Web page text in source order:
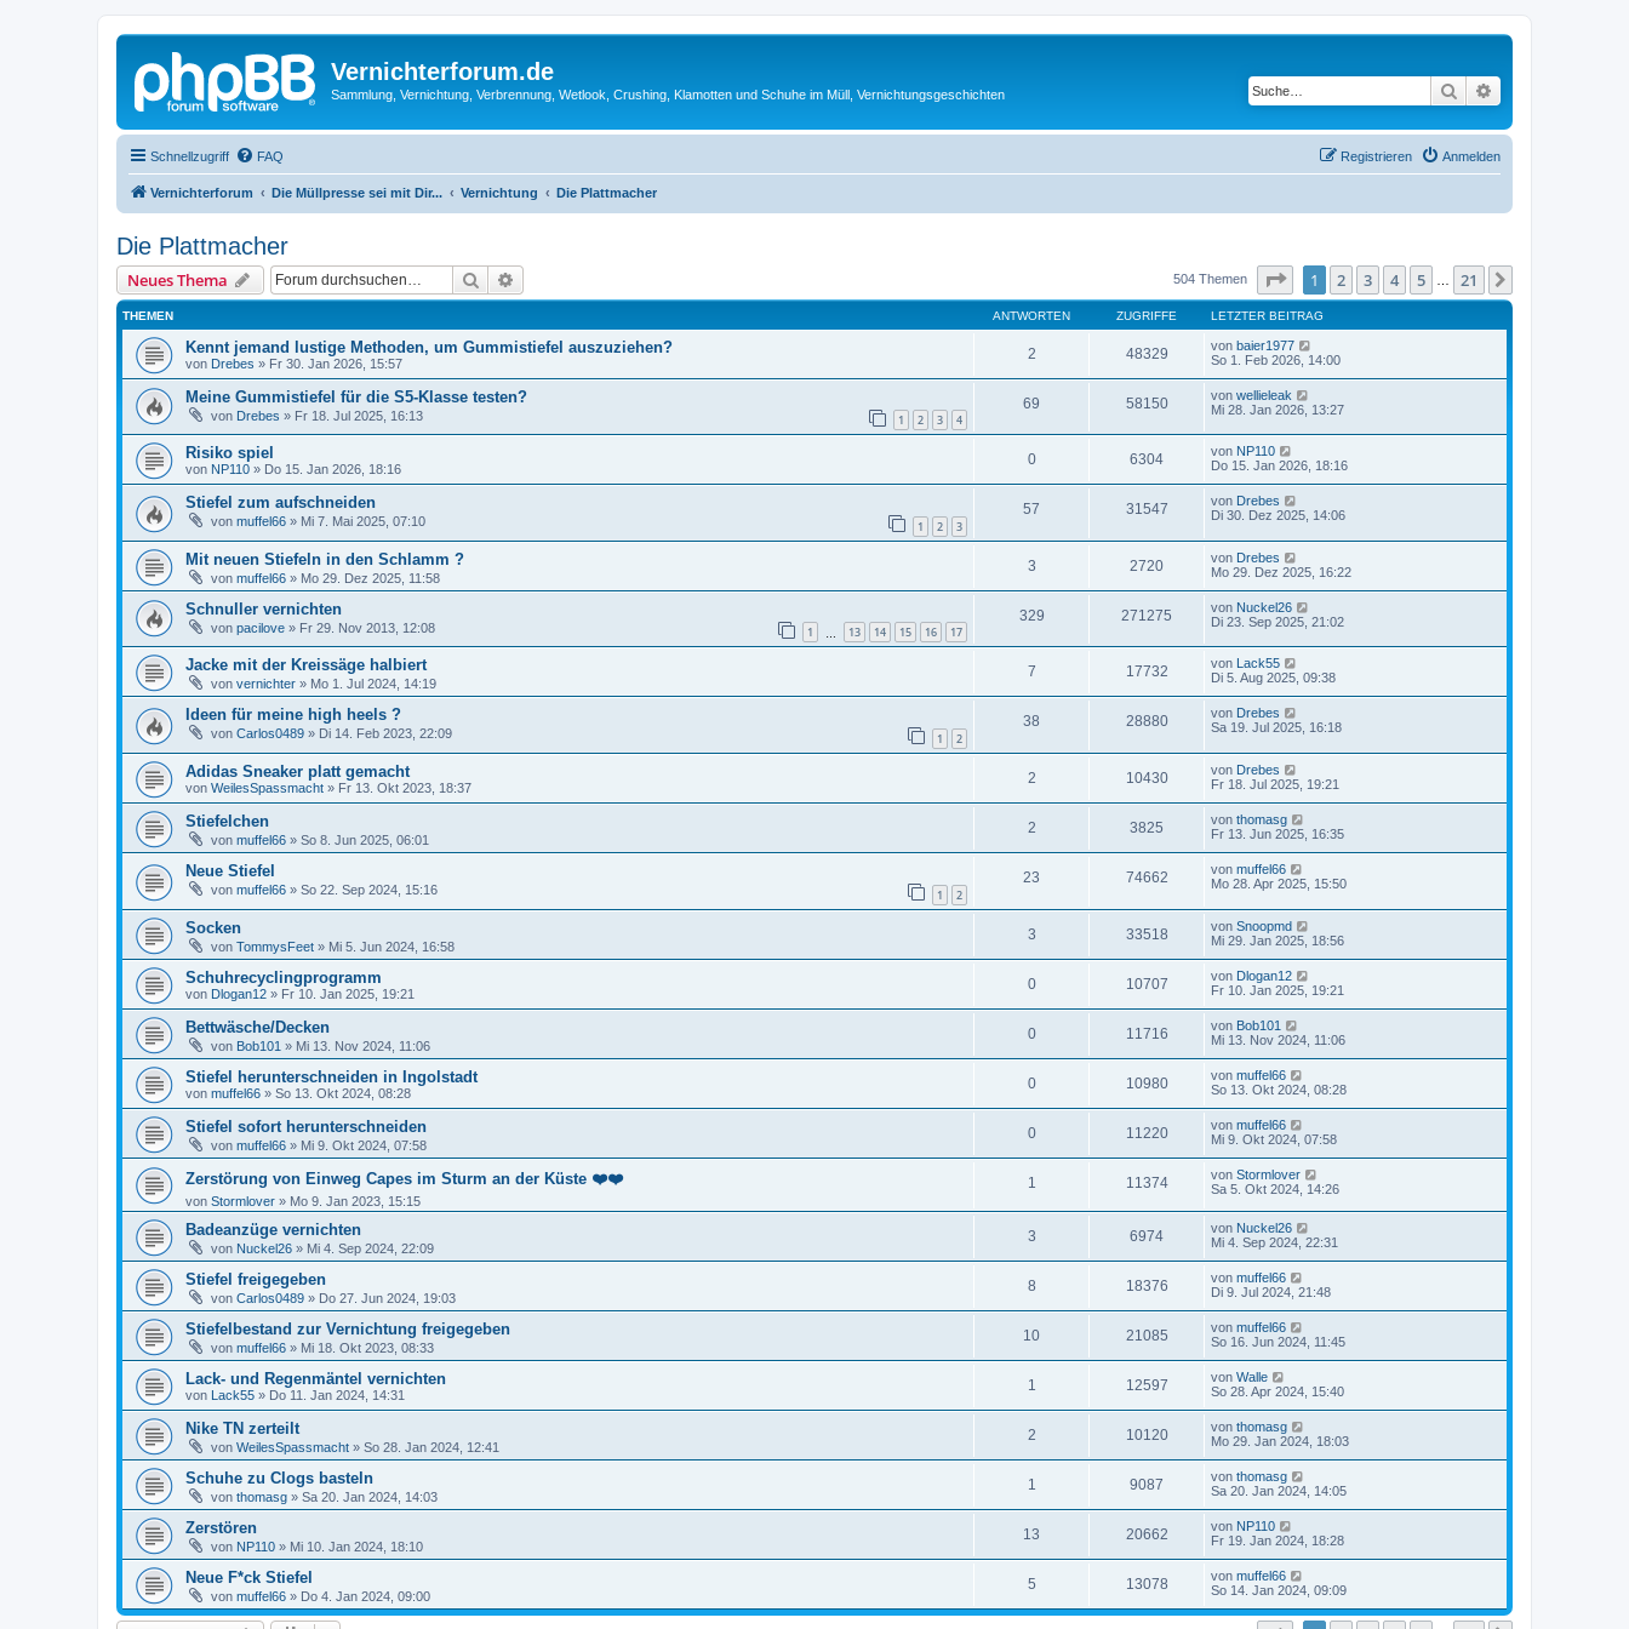
Vernichterforum.de
Sammlung, Vernichtung, Verbrennung, Wetlook, Crushing, Klamotten und Schuhe im Müll, Vernichtungsgeschichten Suche
Schnellzugriff FAQ Anmelden
Registrieren
Vernichterforum Die Müllpresse sei mit Dir... Vernichtung Die Plattmacher
Die Plattmacher
Neues Thema Suche 504 Themen Seite von21
1 2 3 4 5 21
THEMEN ANTWORTEN ZUGRIFFE LETZTER BEITRAG
Kennt jemand lustige Methoden, um Gummistiefel auszuziehen?
von Drebes » Fr 30. Jan 2026, 15:57
2 48329 von baier1977
So 1. Feb 2026, 14:00
Meine Gummistiefel für die S5-Klasse testen?
von Drebes » Fr 18. Jul 2025, 16:13 1 2 3 4
69 58150 von wellieleak
Mi 28. Jan 2026, 13:27
Risiko spiel
von NP110 » Do 15. Jan 2026, 18:16
0 6304 von NP110
Do 15. Jan 2026, 18:16
Stiefel zum aufschneiden
von muffel66 » Mi 7. Mai 2025, 07:10 1 2 3
57 31547 von Drebes
Di 30. Dez 2025, 14:06
Mit neuen Stiefeln in den Schlamm ?
von muffel66 » Mo 29. Dez 2025, 11:58
3 2720 von Drebes
Mo 29. Dez 2025, 16:22
Schnuller vernichten
von pacilove » Fr 29. Nov 2013, 12:08 1 13 14 15 16 17
329 271275 von Nuckel26
Di 23. Sep 2025, 21:02
Jacke mit der Kreissäge halbiert
von vernichter » Mo 1. Jul 2024, 14:19
7 17732 von Lack55
Di 5. Aug 2025, 09:38
Ideen für meine high heels ?
von Carlos0489 » Di 14. Feb 2023, 22:09 1 2
38 28880 von Drebes
Sa 19. Jul 2025, 16:18
Adidas Sneaker platt gemacht
von WeilesSpassmacht » Fr 13. Okt 2023, 18:37
2 10430 von Drebes
Fr 18. Jul 2025, 19:21
Stiefelchen
von muffel66 » So 8. Jun 2025, 06:01
2 3825 von thomasg
Fr 13. Jun 2025, 16:35
Neue Stiefel
von muffel66 » So 22. Sep 2024, 15:16 1 2
23 74662 von muffel66
Mo 28. Apr 2025, 15:50
Socken
von TommysFeet » Mi 5. Jun 2024, 16:58
3 33518 von Snoopmd
Mi 29. Jan 2025, 18:56
Schuhrecyclingprogramm
von Dlogan12 » Fr 10. Jan 2025, 19:21
0 10707 von Dlogan12
Fr 10. Jan 2025, 19:21
Bettwäsche/Decken
von Bob101 » Mi 13. Nov 2024, 11:06
0 11716 von Bob101
Mi 13. Nov 2024, 11:06
Stiefel herunterschneiden in Ingolstadt
von muffel66 » So 13. Okt 2024, 08:28
0 10980 von muffel66
So 13. Okt 2024, 08:28
Stiefel sofort herunterschneiden
von muffel66 » Mi 9. Okt 2024, 07:58
0 11220 von muffel66
Mi 9. Okt 2024, 07:58
Zerstörung von Einweg Capes im Sturm an der Küste ❤️❤️
von Stormlover » Mo 9. Jan 2023, 15:15
1 11374 von Stormlover
Sa 5. Okt 2024, 14:26
Badeanzüge vernichten
von Nuckel26 » Mi 4. Sep 2024, 22:09
3 6974 von Nuckel26
Mi 4. Sep 2024, 22:31
Stiefel freigegeben
von Carlos0489 » Do 27. Jun 2024, 19:03
8 18376 von muffel66
Di 9. Jul 2024, 21:48
Stiefelbestand zur Vernichtung freigegeben
von muffel66 » Mi 18. Okt 2023, 08:33
10 21085 von muffel66
So 16. Jun 2024, 11:45
Lack- und Regenmäntel vernichten
von Lack55 » Do 11. Jan 2024, 14:31
1 12597 von Walle
So 28. Apr 2024, 15:40
Nike TN zerteilt
von WeilesSpassmacht » So 28. Jan 2024, 12:41
2 10120 von thomasg
Mo 29. Jan 2024, 18:03
Schuhe zu Clogs basteln
von thomasg » Sa 20. Jan 2024, 14:03
1 9087 von thomasg
Sa 20. Jan 2024, 14:05
Zerstören
von NP110 » Mi 10. Jan 2024, 18:10
13 20662 von NP110
Fr 19. Jan 2024, 18:28
Neue F*ck Stiefel
von muffel66 » Do 4. Jan 2024, 09:00
5 13078 von muffel66
So 14. Jan 2024, 09:09